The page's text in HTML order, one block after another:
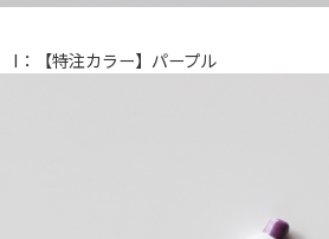
I：【特注カラー】パープル